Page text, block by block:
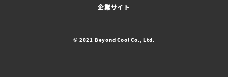
企業サイト
© 2021 Beyond Cool Co., Ltd.